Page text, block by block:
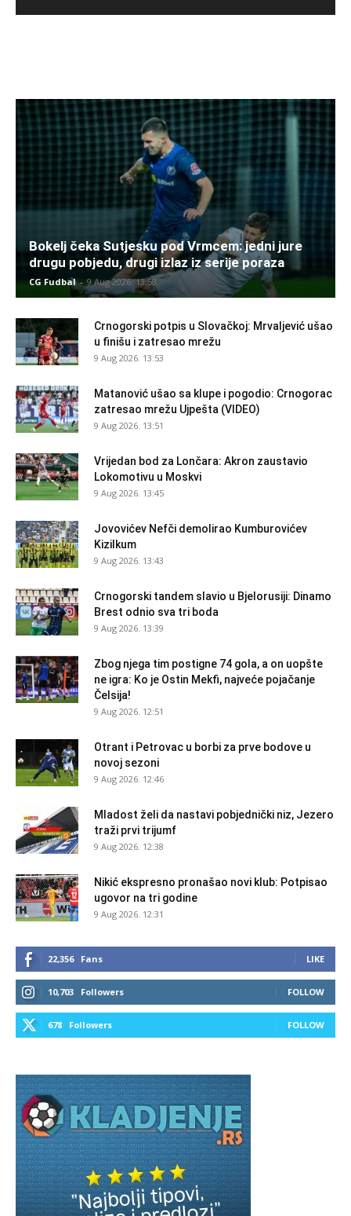
Bokelj čeka Sutjesku pod Vrmcem: jedni jure
drugu pobjedu, drugi izlaz iz serije poraza
CG Fudbal - 9 Aug 2026. 13:58
Crnogorski potpis u Slovačkoj: Mrvaljević ušao
u finišu i zatresao mrežu
9 Aug 2026. 13:53
Matanović ušao sa klupe i pogodio: Crnogorac
zatresao mrežu Ujpešta (VIDEO)
9 Aug 2026. 13:51
Vrijedan bod za Lončara: Akron zaustavio
Lokomotivu u Moskvi
9 Aug 2026. 13:45
Jovovićev Nefči demolirao Kumburovićev
Kizilkum
9 Aug 2026. 13:43
Crnogorski tandem slavio u Bjelorusiji: Dinamo
Brest odnio sva tri boda
9 Aug 2026. 13:39
Zbog njega tim postigne 74 gola, a on uopšte
ne igra: Ko je Ostin Mekfi, najveće pojačanje
Čelsija!
9 Aug 2026. 12:51
Otrant i Petrovac u borbi za prve bodove u
novoj sezoni
9 Aug 2026. 12:46
Mladost želi da nastavi pobjednički niz, Jezero
traži prvi trijumf
9 Aug 2026. 12:38
Nikić ekspresno pronašao novi klub: Potpisao
ugovor na tri godine
9 Aug 2026. 12:31
22,356 Fans LIKE
10,703 Followers FOLLOW
678 Followers FOLLOW